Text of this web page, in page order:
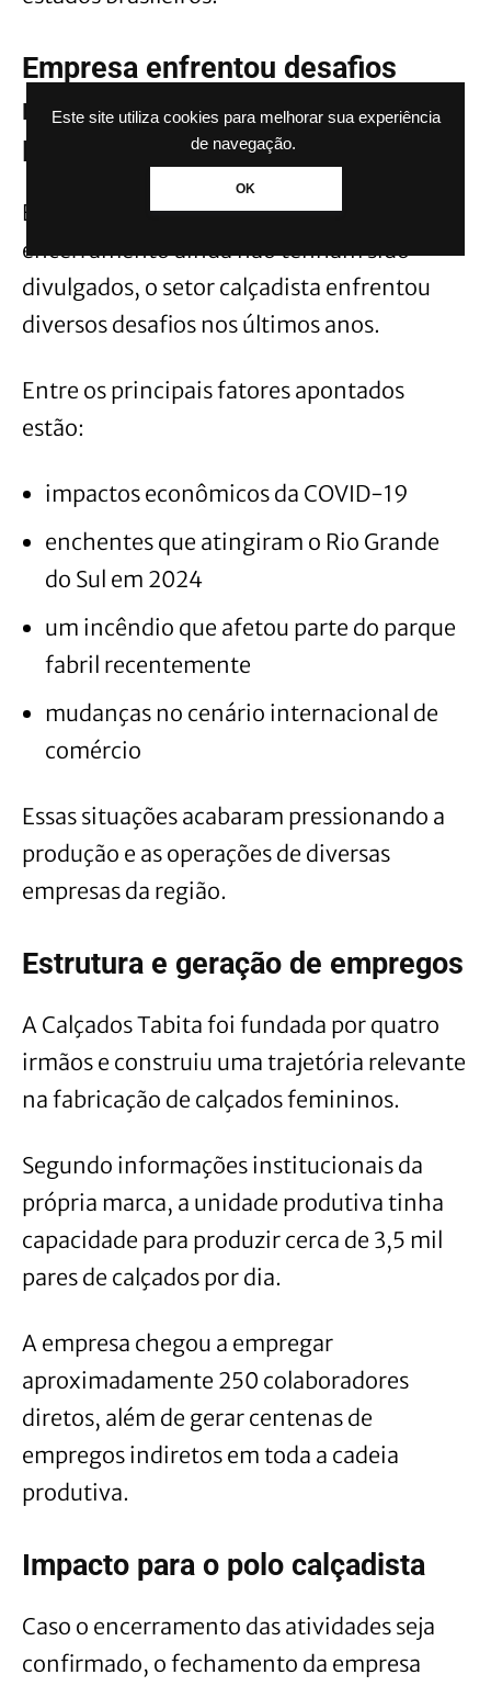
Este site utiliza cookies para melhorar sua experiência
de navegação.
OK
Empresa enfrentou desafios
recentes no setor calçadista do
RS
Embora os motivos oficiais para o possível
encerramento ainda não tenham sido
divulgados, o setor calçadista enfrentou
diversos desafios nos últimos anos.
Entre os principais fatores apontados
estão:
impactos econômicos da COVID-19
enchentes que atingiram o Rio Grande
do Sul em 2024
um incêndio que afetou parte do parque
fabril recentemente
mudanças no cenário internacional de
comércio
Essas situações acabaram pressionando a
produção e as operações de diversas
empresas da região.
Estrutura e geração de empregos
A Calçados Tabita foi fundada por quatro
irmãos e construiu uma trajetória relevante
na fabricação de calçados femininos.
Segundo informações institucionais da
própria marca, a unidade produtiva tinha
capacidade para produzir cerca de 3,5 mil
pares de calçados por dia.
A empresa chegou a empregar
aproximadamente 250 colaboradores
diretos, além de gerar centenas de
empregos indiretos em toda a cadeia
produtiva.
Impacto para o polo calçadista
Caso o encerramento das atividades seja
confirmado, o fechamento da empresa